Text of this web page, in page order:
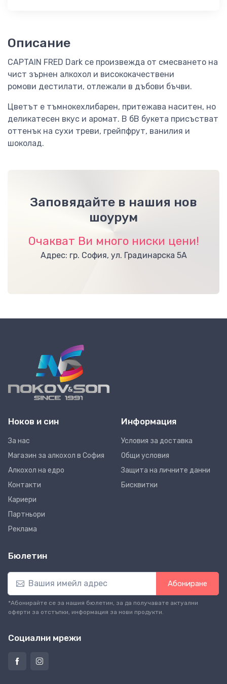
Описание
CAPTAIN FRED Dark се произвежда от смесването на
чист зърнен алкохол и висококачествени
ромови дестилати, отлежали в дъбови бъчви.
Цветът е тъмнокехлибарен, притежава наситен, но
деликатесен вкус и аромат. В бВ букета присъстват
оттенък на сухи треви, грейпфрут, ванилия и
шоколад.
Заповядайте в нашия нов
шоурум
Очакват Ви много ниски цени!
Адрес: гр. София, ул. Градинарска 5А
Ноков и син
За нас
Магазин за алкохол в София
Алкохол на едро
Контакти
Кариери
Партньори
Реклама
Информация
Условия за доставка
Общи условия
Защита на личните данни
Бисквитки
Бюлетин
Абониране
*Абонирайте се за нашия бюлетин, за да получавате актуални
оферти за отстъпки, информация за нови продукти.
Социални мрежи